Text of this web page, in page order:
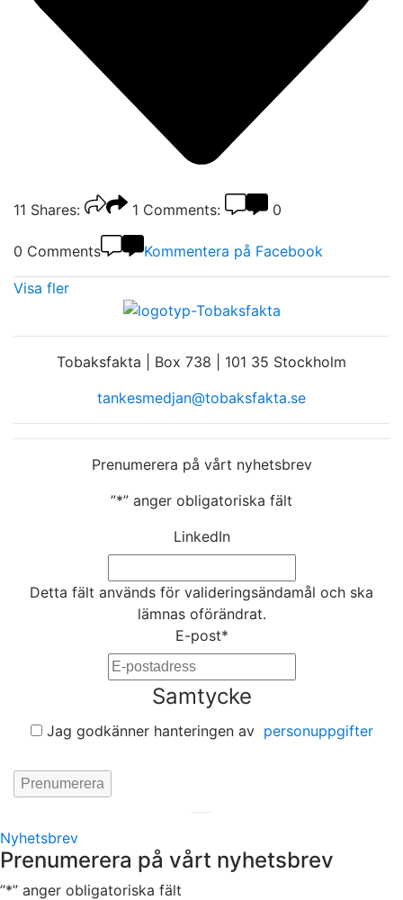
11 Shares: 1 Comments: 0
0 Comments Kommentera på Facebook
Visa fler
Tobaksfakta | Box 738 | 101 35 Stockholm
tankesmedjan@tobaksfakta.se
Prenumerera på vårt nyhetsbrev
”*” anger obligatoriska fält
LinkedIn
Detta fält används för valideringsändamål och ska
lämnas oförändrat.
E-post*
Samtycke
Jag godkänner hanteringen av personuppgifter
Nyhetsbrev
Prenumerera på vårt nyhetsbrev
”*” anger obligatoriska fält